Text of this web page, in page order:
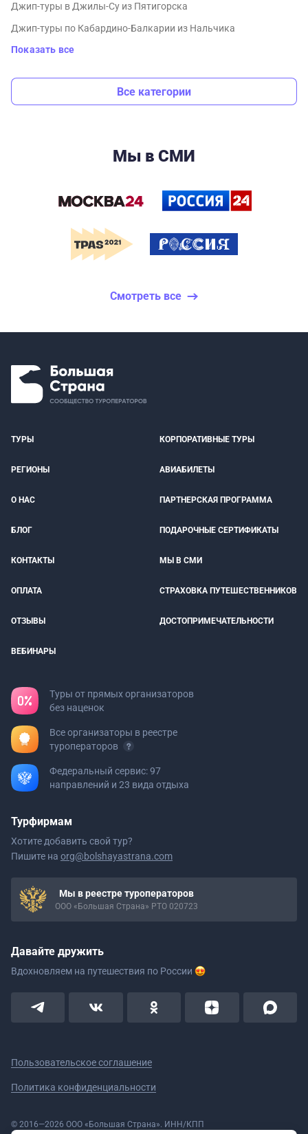
Джип-туры в Джилы-Су из Пятигорска
Джип-туры по Кабардино-Балкарии из Нальчика
Показать все
Все категории
Мы в СМИ
Смотреть все
ТУРЫ КОРПОРАТИВНЫЕ ТУРЫ
РЕГИОНЫ АВИАБИЛЕТЫ
О НАС ПАРТНЕРСКАЯ ПРОГРАММА
БЛОГ ПОДАРОЧНЫЕ СЕРТИФИКАТЫ
КОНТАКТЫ МЫ В СМИ
ОПЛАТА СТРАХОВКА ПУТЕШЕСТВЕННИКОВ
ОТЗЫВЫ ДОСТОПРИМЕЧАТЕЛЬНОСТИ
ВЕБИНАРЫ
Туры от прямых организаторов
без наценок
Все организаторы в реестре
туроператоров
Федеральный сервис: 97
направлений и 23 вида отдыха
Турфирмам
Хотите добавить свой тур?
Пишите на org@bolshayastrana.com
Мы в реестре туроператоров
ООО «Большая Страна» РТО 020723
Давайте дружить
Вдохновляем на путешествия по России
Пользовательское соглашение
Политика конфиденциальности
© 2016—2026 ООО «Большая Страна». ИНН/КПП